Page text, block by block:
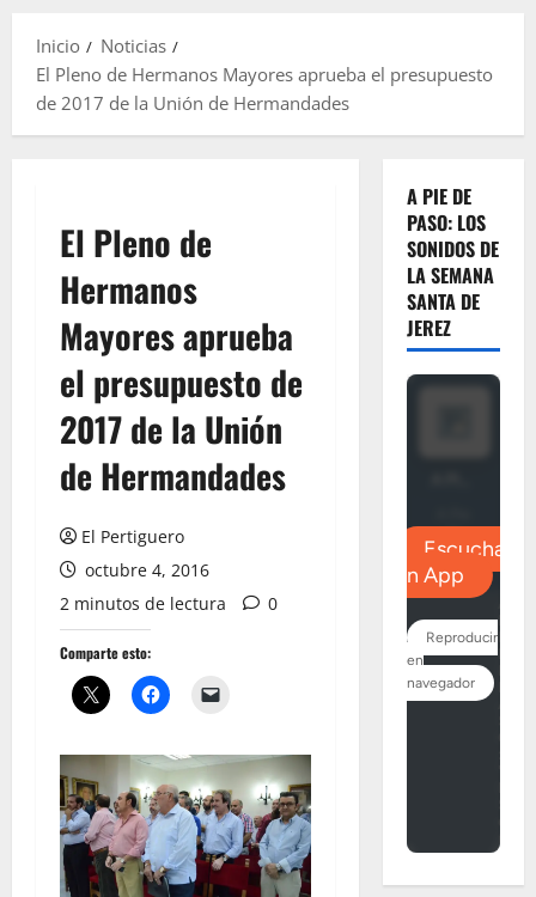
Inicio
Noticias
El Pleno de Hermanos Mayores aprueba el presupuesto
de 2017 de la Unión de Hermandades
El Pleno de
Hermanos
Mayores aprueba
el presupuesto de
2017 de la Unión
de Hermandades
El Pertiguero
octubre 4, 2016
2 minutos de lectura
0
Comparte esto:
A PIE DE
PASO: LOS
SONIDOS DE
LA SEMANA
SANTA DE
JEREZ